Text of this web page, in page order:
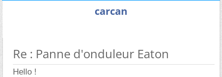
carcan
Re : Panne d'onduleur Eaton
Hello !